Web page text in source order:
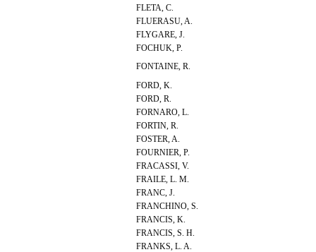
FLETA, C.
FLUERASU, A.
FLYGARE, J.
FOCHUK, P.
FONTAINE, R.
FORD, K.
FORD, R.
FORNARO, L.
FORTIN, R.
FOSTER, A.
FOURNIER, P.
FRACASSI, V.
FRAILE, L. M.
FRANC, J.
FRANCHINO, S.
FRANCIS, K.
FRANCIS, S. H.
FRANKS, L. A.